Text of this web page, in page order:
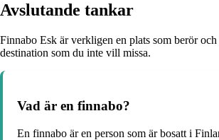
Avslutande tankar
Finnabo Esk är verkligen en plats som berör
destination som du inte vill missa.
Vad är en finnabo?
En finnabo är en person som är bosatt i